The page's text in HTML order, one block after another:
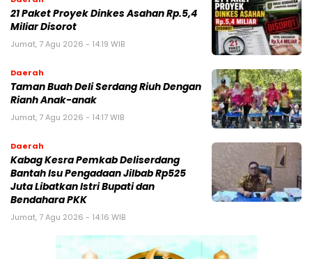
21 Paket Proyek Dinkes Asahan Rp.5,4
Miliar Disorot
Jumat, 7 Agu 2026 - 14:19 WIB
Daerah
Taman Buah Deli Serdang Riuh Dengan
Rianh Anak-anak
Jumat, 7 Agu 2026 - 14:17 WIB
Daerah
Kabag Kesra Pemkab Deliserdang
Bantah Isu Pengadaan Jilbab Rp525
Juta Libatkan Istri Bupati dan
Bendahara PKK
Jumat, 7 Agu 2026 - 14:16 WIB